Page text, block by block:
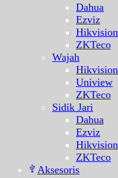
Dahua
Ezviz
Hikvision
ZKTeco
Wajah
Hikvision
Uniview
ZKTeco
Sidik Jari
Dahua
Ezviz
Hikvision
ZKTeco
Aksesoris